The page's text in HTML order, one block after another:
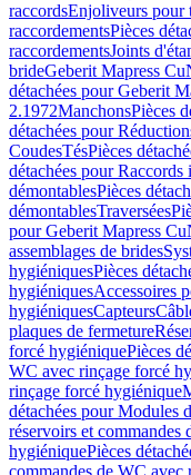
raccordsEnjoliveurs pour
raccordementsPièces
raccordementsJoints
brideGeberit Mapress
détachées pour Geberit
2.1972ManchonsPièces
détachées pour
CoudesTésPièces
détachées pour Raccords
démontablesPièces
démontablesTraversées
pour Geberit Mapress
assemblages de brides
hygiéniquesPièces
hygiéniquesAccessoires
hygiéniquesCapteurs
plaques de fermeture
forcé hygiéniquePièces
WC avec rinçage forcé
rinçage forcé hygiénique
détachées pour Modules
réservoirs et commandes
hygiéniquePièces
commandes de WC avec